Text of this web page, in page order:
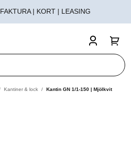
FAKTURA | KORT | LEASING
Kantiner & lock Kantin GN 1/1-150 | Mjölkvit